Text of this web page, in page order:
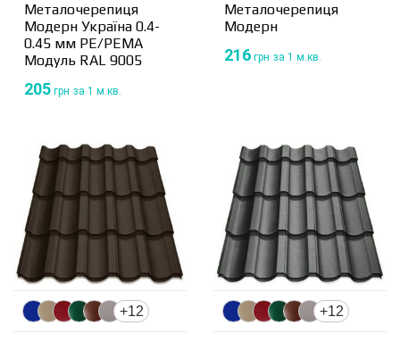
Металочерепиця
Модерн Україна 0.4-
0.45 мм PE/PEMA
Модуль RAL 9005
205 грн за 1 м.кв.
Металочерепиця
Модерн
216 грн за 1 м.кв.
+12 +12